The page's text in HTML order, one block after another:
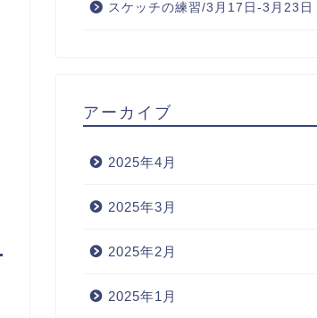
スケッチの練習/3月17日-3月23日
アーカイブ
2025年4月
2025年3月
2025年2月
2025年1月